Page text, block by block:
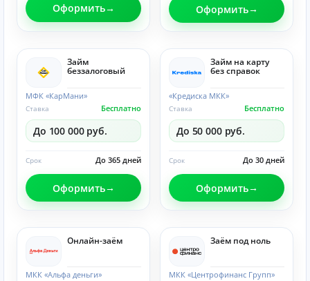
Оформить Оформить
Займ
беззалоговый
МФК «КарМани»
Бесплатно
Ставка
До 100 000 руб.
До 365 дней
Срок
Оформить
Займ на карту
без справок
«Кредиска МКК»
Бесплатно
Ставка
До 50 000 руб.
До 30 дней
Срок
Оформить
Онлайн-заём
МКК «Альфа деньги»
Заём под ноль
МКК «Центрофинанс Групп»